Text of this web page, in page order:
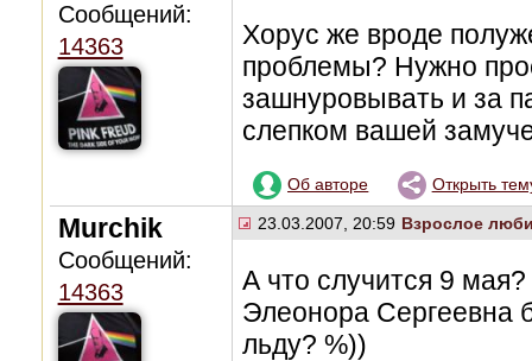
Сообщений:
14363
Хорус же вроде
проблемы? Нужно
зашнуровывать и за
слепком вашей
Об авторе Открыть
Murchik
Сообщений:
14363
23.03.2007, 20:59 Взрослое
А что случится 9
Элеонора Сергеевна
льду? %))